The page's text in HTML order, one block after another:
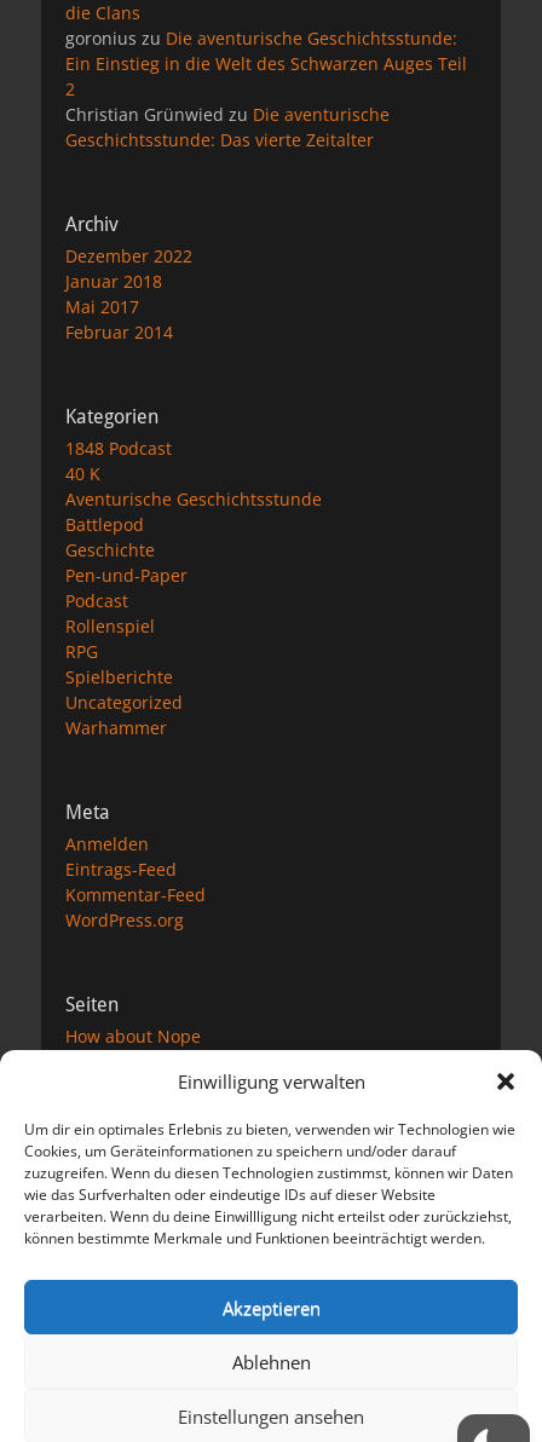
Einwilligung verwalten
Um dir ein optimales Erlebnis zu bieten, verwenden wir Technologien wie
Cookies, um Geräteinformationen zu speichern und/oder darauf
zuzugreifen. Wenn du diesen Technologien zustimmst, können wir Daten
wie das Surfverhalten oder eindeutige IDs auf dieser Website
verarbeiten. Wenn du deine Einwillligung nicht erteilst oder zurückziehst,
können bestimmte Merkmale und Funktionen beeinträchtigt werden.
Akzeptieren
Ablehnen
Einstellungen ansehen
die Clans
goronius zu Die aventurische Geschichtsstunde:
Ein Einstieg in die Welt des Schwarzen Auges Teil
2
Christian Grünwied zu Die aventurische
Geschichtsstunde: Das vierte Zeitalter
Archiv
Dezember 2022
Januar 2018
Mai 2017
Februar 2014
Kategorien
1848 Podcast
40 K
Aventurische Geschichtsstunde
Battlepod
Geschichte
Pen-und-Paper
Podcast
Rollenspiel
RPG
Spielberichte
Uncategorized
Warhammer
Meta
Anmelden
Eintrags-Feed
Kommentar-Feed
WordPress.org
Seiten
How about Nope
Datenschutzerklärung
Links
Podcast
Unterstützung